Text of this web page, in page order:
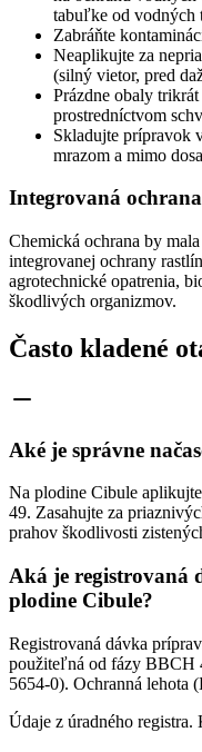
tabuľke od vodných
Zabráňte
Neaplikujte za
(silný vietor, pred
Prázdne obaly
prostredníctvom
Skladujte prípravok
mrazom a mimo
Integrovaná
Chemická ochrana by
integrovanej ochrany
agrotechnické opatrenia,
škodlivých organizmov.
Často kladené
Aké je správne
Na plodine Cibule
49. Zasahujte za
prahov škodlivosti
Aká je registrovaná
plodine Cibule?
Registrovaná dávka
použiteľná od fázy BBCH
5654-0). Ochranná lehota
Údaje z úradného registra.